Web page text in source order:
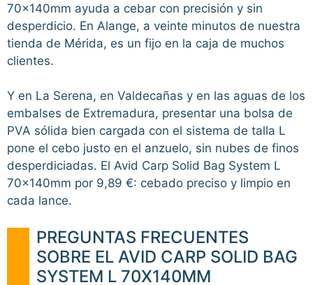
70x140mm ayuda a cebar con precisión y sin
desperdicio. En Alange, a veinte minutos de nuestra
tienda de Mérida, es un fijo en la caja de muchos
clientes.
Y en La Serena, en Valdecañas y en las aguas de los
embalses de Extremadura, presentar una bolsa de
PVA sólida bien cargada con el sistema de talla L
pone el cebo justo en el anzuelo, sin nubes de finos
desperdiciadas. El Avid Carp Solid Bag System L
70x140mm por 9,89 €: cebado preciso y limpio en
cada lance.
PREGUNTAS FRECUENTES
SOBRE EL AVID CARP SOLID BAG
SYSTEM L 70X140MM